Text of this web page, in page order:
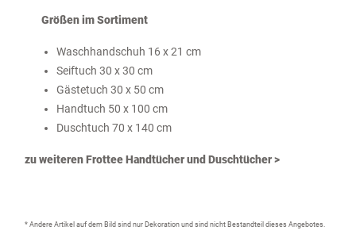
Größen im Sortiment
Waschhandschuh 16 x 21 cm
Seiftuch 30 x 30 cm
Gästetuch 30 x 50 cm
Handtuch 50 x 100 cm
Duschtuch 70 x 140 cm
zu weiteren Frottee Handtücher und Duschtücher >
* Andere Artikel auf dem Bild sind nur Dekoration und sind nicht Bestandteil dieses Angebotes.